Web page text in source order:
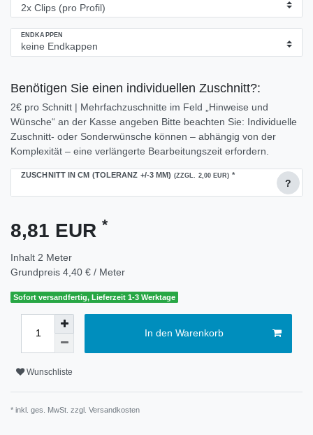
ENDKAPPEN
Benötigen Sie einen individuellen Zuschnitt?:
2€ pro Schnitt | Mehrfachzuschnitte im Feld „Hinweise und
Wünsche“ an der Kasse angeben Bitte beachten Sie: Individuelle
Zuschnitt- oder Sonderwünsche können – abhängig von der
Komplexität – eine verlängerte Bearbeitungszeit erfordern.
ZUSCHNITT IN CM (TOLERANZ +/-3 MM) (ZZGL. 2,00 EUR) *
?
8,81 EUR *
Inhalt 2 Meter
Grundpreis 4,40 € / Meter
Sofort versandfertig, Lieferzeit 1-3 Werktage
In den Warenkorb
Wunschliste
* inkl. ges. MwSt. zzgl. Versandkosten